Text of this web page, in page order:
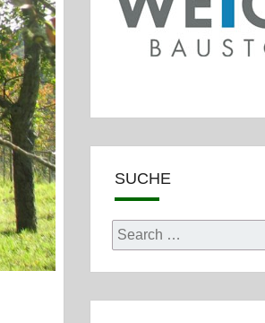
SUCHE
Search
for: